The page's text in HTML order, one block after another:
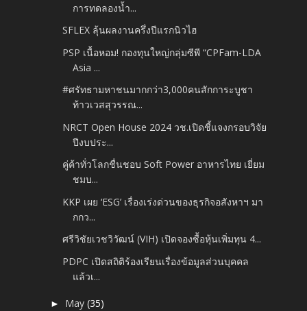
การทดลองน้ำ...
SFLEX ลุ้นผลงานครึ่งปีแรกนิวไฮ
PSP เนื้อหอม! กองทุนใหญ่กลุ่มซีพี “CPFam-LDA
Asia ...
#ศรัทธามหาชนมากกว่า3,000คนสักการะบูชา
ท้าวเวสสุวรรณ...
NRCT Open House 2024 วช.เปิดชี้แจงกรอบวิจัย
ปีงบประ...
คู่ค้าทั่วโลกชื่นชอบ Soft Power อาหารไทย เยี่ยม
ชมบ...
KKP เผย ‘ESG’ เรื่องเร่งด่วนของธุรกิจอสังหาฯ มา
กกว...
ศรีวิชัยเวชวิวัฒน์ (VIH) เปิดจองซื้อหุ้นเพิ่มทุน 4...
PDPC เปิดสถิติร้องเรียนเรื่องข้อมูลส่วนบุคคล
แล้วเ...
► May(35)